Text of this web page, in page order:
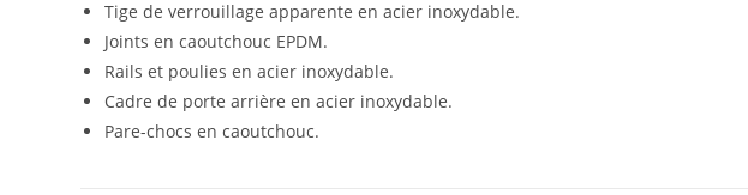
Tige de verrouillage apparente en acier inoxydable.
Joints en caoutchouc EPDM.
Rails et poulies en acier inoxydable.
Cadre de porte arrière en acier inoxydable.
Pare-chocs en caoutchouc.